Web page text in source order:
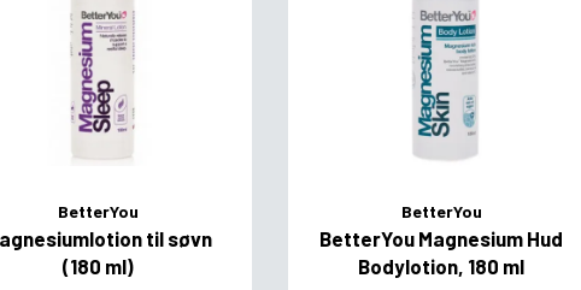
BetterYou
til søvn
(180 ml)
BetterYou
BetterYou Magnesium Hud
Bodylotion, 180 ml